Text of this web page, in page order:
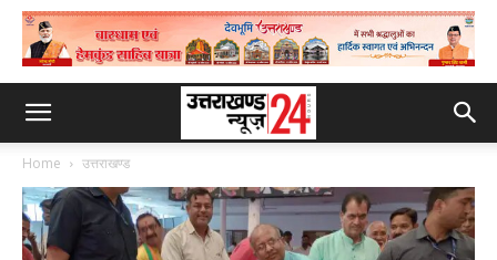
Home उत्तराखण्ड